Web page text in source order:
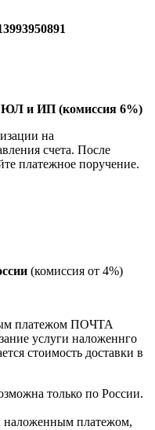
ЮЛ и ИП (комиссия 6%)
на
счета. После
платежное поручение.
(комиссия от 4%)
платежом ПОЧТА
услуги наложеннго
стоимость доставки в
только по России.
платежом,